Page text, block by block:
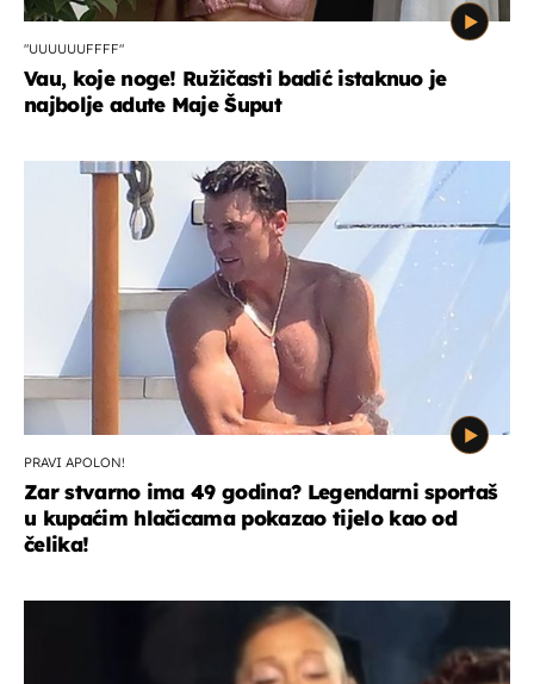
"UUUUUUFFFF"
Vau, koje noge! Ružičasti badić istaknuo je
najbolje adute Maje Šuput
PRAVI APOLON!
Zar stvarno ima 49 godina? Legendarni sportaš
u kupaćim hlačicama pokazao tijelo kao od
čelika!